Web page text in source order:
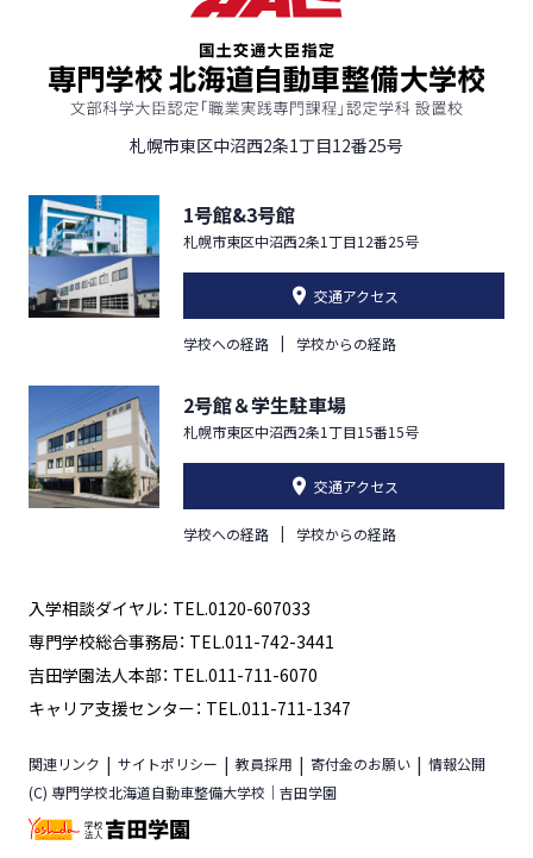
札幌市東区中沼西2条1丁目12番25号
1号館&3号館
札幌市東区中沼西2条1丁目12番25号
交通アクセス
学校への経路 学校からの経路
2号館＆学生駐車場
札幌市東区中沼西2条1丁目15番15号
交通アクセス
学校への経路 学校からの経路
入学相談ダイヤル： TEL.0120-607033
専門学校総合事務局： TEL.011-742-3441
吉田学園法人本部： TEL.011-711-6070
キャリア支援センター： TEL.011-711-1347
関連リンク サイトポリシー 教員採用 寄付金のお願い
情報公開
(C) 専門学校北海道自動車整備大学校｜吉田学園